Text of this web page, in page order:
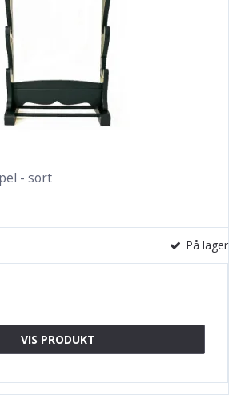
- sort
På lager
VIS PRODUKT